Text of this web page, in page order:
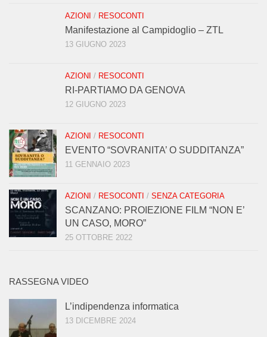
AZIONI / RESOCONTI
Manifestazione al Campidoglio – ZTL
13 GIUGNO 2023
AZIONI / RESOCONTI
RI-PARTIAMO DA GENOVA
12 GIUGNO 2023
AZIONI / RESOCONTI
EVENTO “SOVRANITA’ O SUDDITANZA”
11 GENNAIO 2023
AZIONI / RESOCONTI / SENZA CATEGORIA
SCANZANO: PROIEZIONE FILM “NON E’
UN CASO, MORO”
25 OTTOBRE 2022
RASSEGNA VIDEO
L’indipendenza informatica
13 DICEMBRE 2024